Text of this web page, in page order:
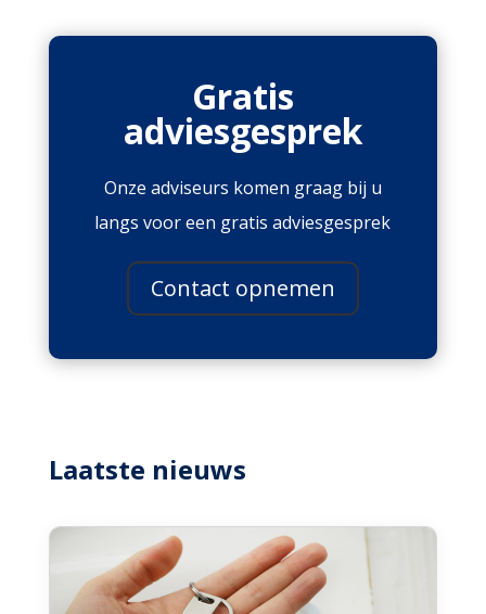
Gratis
adviesgesprek
Onze adviseurs komen graag bij u
langs voor een gratis adviesgesprek
Contact opnemen
Laatste nieuws